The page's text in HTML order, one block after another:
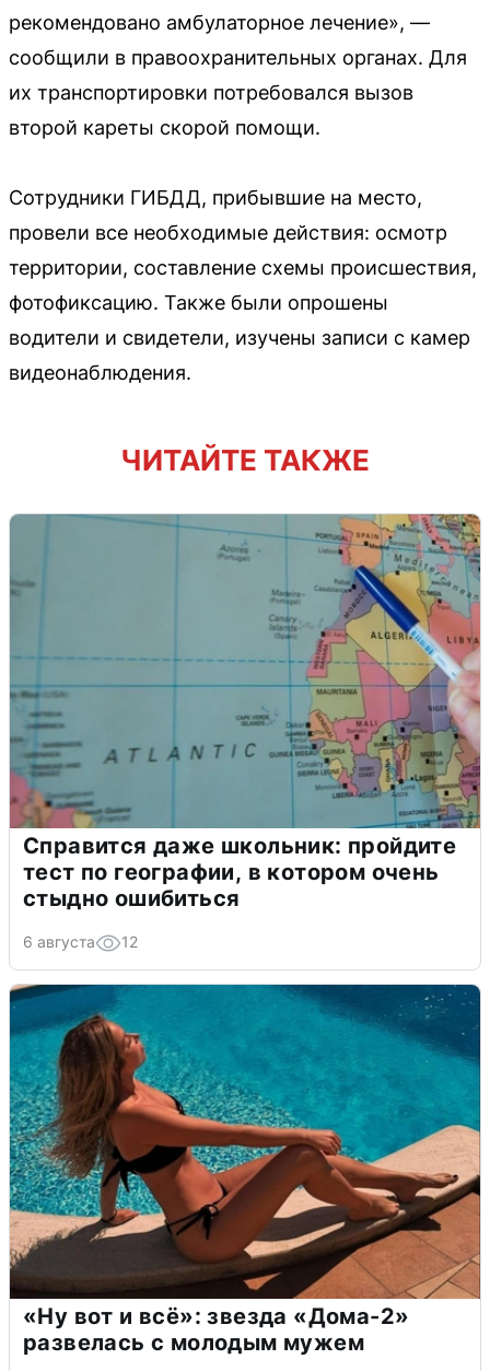
рекомендовано амбулаторное лечение», —
сообщили в правоохранительных органах. Для
их транспортировки потребовался вызов
второй кареты скорой помощи.
Сотрудники ГИБДД, прибывшие на место,
провели все необходимые действия: осмотр
территории, составление схемы происшествия,
фотофиксацию. Также были опрошены
водители и свидетели, изучены записи с камер
видеонаблюдения.
ЧИТАЙТЕ ТАКЖЕ
Справится даже школьник: пройдите
тест по географии, в котором очень
стыдно ошибиться
6 августа 12
«Ну вот и всё»: звезда «Дома-2»
развелась с молодым мужем